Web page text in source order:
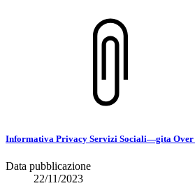
Informativa Privacy Servizi Sociali—gita Over
Data pubblicazione
22/11/2023